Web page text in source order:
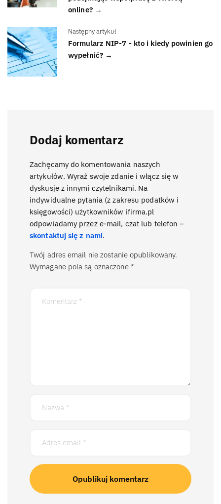
online? →
Następny artykuł
Formularz NIP-7 - kto i kiedy powinien go
wypełnić? →
Dodaj komentarz
Zachęcamy do komentowania naszych
artykułów. Wyraź swoje zdanie i włącz się w
dyskusje z innymi czytelnikami. Na
indywidualne pytania (z zakresu podatków i
księgowości) użytkowników ifirma.pl
odpowiadamy przez e-mail, czat lub telefon –
skontaktuj się z nami.
Twój adres email nie zostanie opublikowany.
Wymagane pola są oznaczone *